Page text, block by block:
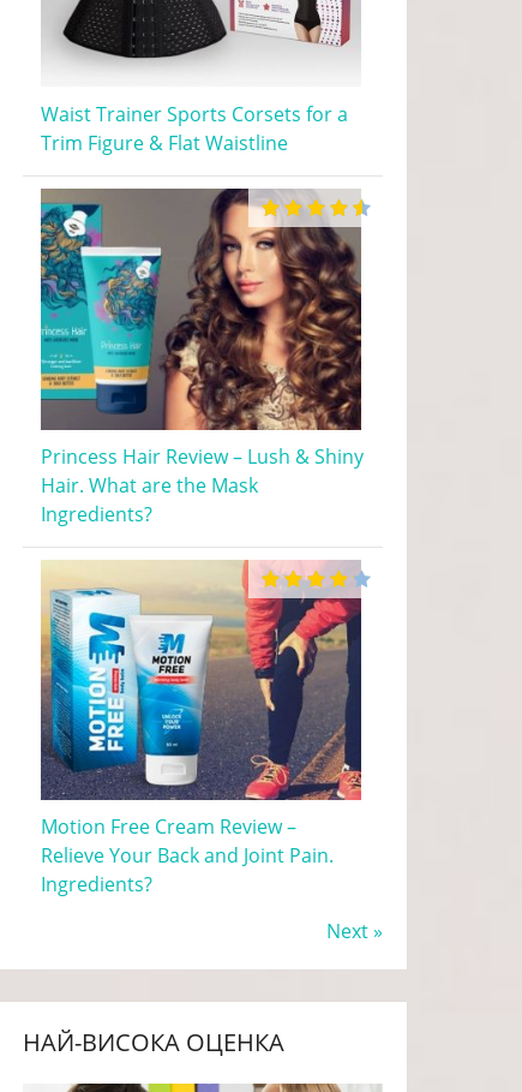
Waist Trainer Sports Corsets for a
Trim Figure & Flat Waistline
Princess Hair Review – Lush & Shiny
Hair. What are the Mask
Ingredients?
Motion Free Cream Review –
Relieve Your Back and Joint Pain.
Ingredients?
Next »
НАЙ-ВИСОКА ОЦЕНКА